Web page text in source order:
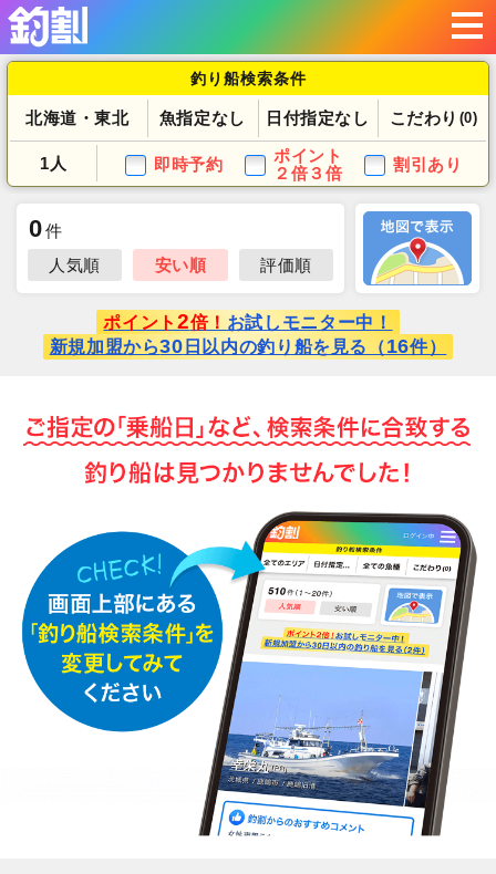
釣り船検索条件
北海道・東北 魚指定なし 日付指定なし こだわり (0)
1人 即時予約
ポイント
２倍３倍
割引あり
0件
人気順
安い順 評価順
ポイント 2倍！ お試しモニター中！
新規加盟から30 日以内の釣り船を見る（16件）